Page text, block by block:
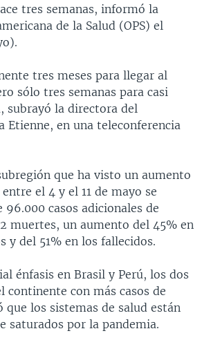
tres semanas, informó la
de la Salud (OPS) el
tres meses para llegar al
sólo tres semanas para casi
subrayó la directora del
Etienne, en una teleconferencia
que ha visto un aumento
el 4 y el 11 de mayo se
casos adicionales de
muertes, un aumento del 45% en
y del 51% en los fallecidos.
énfasis en Brasil y Perú, los dos
continente con más casos de
que los sistemas de salud están
saturados por la pandemia.